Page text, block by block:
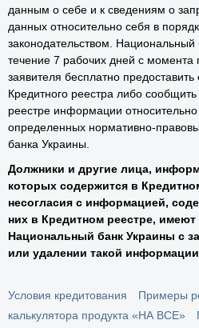
Должники и другие лица,
содержится в Кредитном реестре,
данным о себе и к сведениям о
данных относительно себя в
законодательством. Национальный
течение 7 рабочих дней с момента
заявителя бесплатно
Кредитного реестра либо сообщить
реестре информации относительно
определенных нормативно-
банка Украины.
Должники и другие лица,
которых содержится в
несогласия с информацией,
них в Кредитном реестре, имеют
или удалении такой